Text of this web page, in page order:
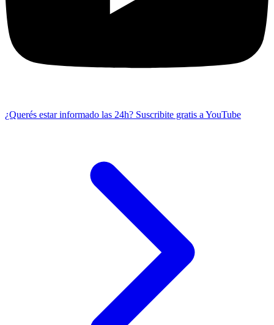
¿Querés estar informado las 24h? Suscribite gratis a YouTube